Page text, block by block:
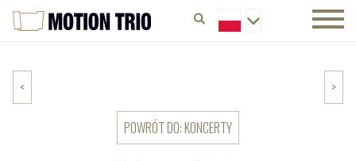
< >
POWRÓT DO: KONCERTY